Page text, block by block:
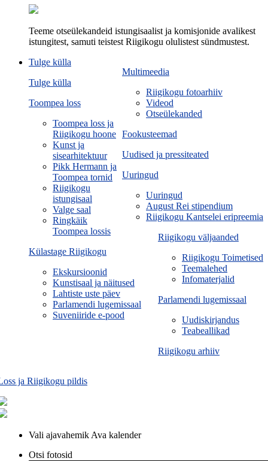
Teeme otseülekandeid istungisaalist ja komisjonide avalikest
istungitest, samuti teistest Riigikogu olulistest sündmustest.
Multimeedia
Riigikogu fotoarhiiv
Videod
Otseülekanded
Fookusteemad
Uudised ja pressiteated
Uuringud
Uuringud
August Rei stipendium
Riigikogu Kantselei eripreemia
Riigikogu väljaanded
Riigikogu Toimetised
Teemalehed
Infomaterjalid
Parlamendi lugemissaal
Uudiskirjandus
Teabeallikad
Riigikogu arhiiv
Tulge külla
Tulge külla
Toompea loss
Toompea loss ja
Riigikogu hoone
Kunst ja
sisearhitektuur
Pikk Hermann ja
Toompea tornid
Riigikogu
istungisaal
Valge saal
Ringkäik
Toompea lossis
Külastage Riigikogu
Ekskursioonid
Kunstisaal ja näitused
Lahtiste uste päev
Parlamendi lugemissaal
Suveniiride e-pood
ja Riigikogu pildis
Vali ajavahemik Ava kalender
Otsi fotosid